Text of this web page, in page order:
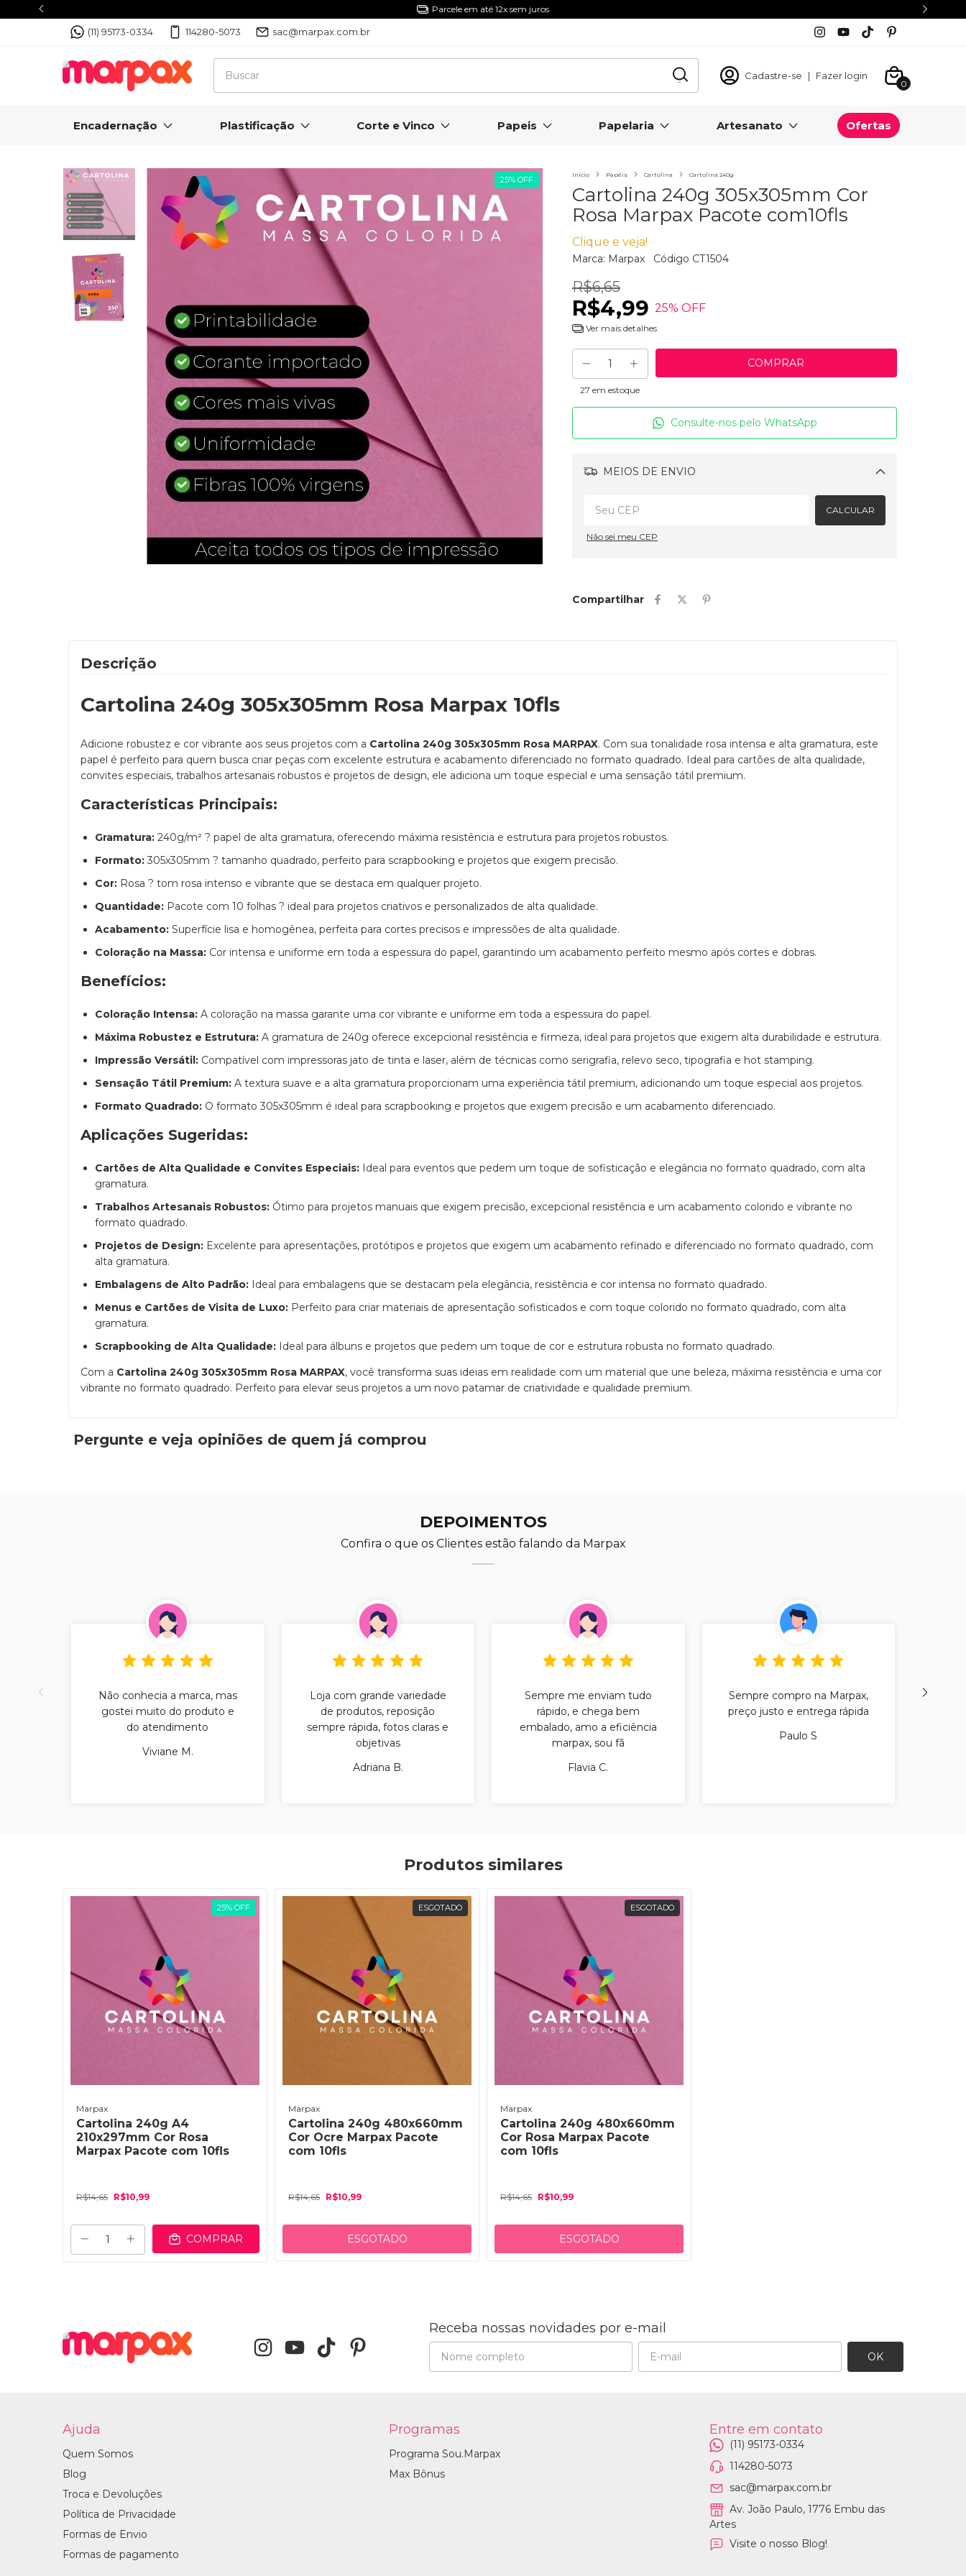
5% Off com o Cupom NIVERMPX
(11) 95173-0334 114280-5073 sac@marpax.com.br
Cadastre-se | Fazer login
0
Encadernação Plastificação Corte e Vinco Papeis Papelaria Artesanato Ofertas
25% OFF Início Papéis Cartolina Cartolina 240g
Cartolina 240g 305x305mm Cor
Rosa Marpax Pacote com10fls
Clique e veja!
Marca: Marpax Código CT1504
R$6,65
R$4,99 25% OFF
Ver mais detalhes
27 em estoque
Consulte-nos pelo WhatsApp
MEIOS DE ENVIO
Alterar CEP
CALCULAR
Não sei meu CEP
Compartilhar
Descrição
Cartolina 240g 305x305mm Rosa Marpax 10fls
Adicione robustez e cor vibrante aos seus projetos com a Cartolina 240g 305x305mm Rosa MARPAX. Com sua tonalidade rosa intensa e alta gramatura, este
papel é perfeito para quem busca criar peças com excelente estrutura e acabamento diferenciado no formato quadrado. Ideal para cartões de alta qualidade,
convites especiais, trabalhos artesanais robustos e projetos de design, ele adiciona um toque especial e uma sensação tátil premium.
Características Principais:
Gramatura: 240g/m² ? papel de alta gramatura, oferecendo máxima resistência e estrutura para projetos robustos.
Formato: 305x305mm ? tamanho quadrado, perfeito para scrapbooking e projetos que exigem precisão.
Cor: Rosa ? tom rosa intenso e vibrante que se destaca em qualquer projeto.
Quantidade: Pacote com 10 folhas ? ideal para projetos criativos e personalizados de alta qualidade.
Acabamento: Superfície lisa e homogênea, perfeita para cortes precisos e impressões de alta qualidade.
Coloração na Massa: Cor intensa e uniforme em toda a espessura do papel, garantindo um acabamento perfeito mesmo após cortes e dobras.
Benefícios:
Coloração Intensa: A coloração na massa garante uma cor vibrante e uniforme em toda a espessura do papel.
Máxima Robustez e Estrutura: A gramatura de 240g oferece excepcional resistência e firmeza, ideal para projetos que exigem alta durabilidade e estrutura.
Impressão Versátil: Compatível com impressoras jato de tinta e laser, além de técnicas como serigrafia, relevo seco, tipografia e hot stamping.
Sensação Tátil Premium: A textura suave e a alta gramatura proporcionam uma experiência tátil premium, adicionando um toque especial aos projetos.
Formato Quadrado: O formato 305x305mm é ideal para scrapbooking e projetos que exigem precisão e um acabamento diferenciado.
Aplicações Sugeridas:
Cartões de Alta Qualidade e Convites Especiais: Ideal para eventos que pedem um toque de sofisticação e elegância no formato quadrado, com alta
gramatura.
Trabalhos Artesanais Robustos: Ótimo para projetos manuais que exigem precisão, excepcional resistência e um acabamento colorido e vibrante no
formato quadrado.
Projetos de Design: Excelente para apresentações, protótipos e projetos que exigem um acabamento refinado e diferenciado no formato quadrado, com
alta gramatura.
Embalagens de Alto Padrão: Ideal para embalagens que se destacam pela elegância, resistência e cor intensa no formato quadrado.
Menus e Cartões de Visita de Luxo: Perfeito para criar materiais de apresentação sofisticados e com toque colorido no formato quadrado, com alta
gramatura.
Scrapbooking de Alta Qualidade: Ideal para álbuns e projetos que pedem um toque de cor e estrutura robusta no formato quadrado.
Com a Cartolina 240g 305x305mm Rosa MARPAX, você transforma suas ideias em realidade com um material que une beleza, máxima resistência e uma cor
vibrante no formato quadrado. Perfeito para elevar seus projetos a um novo patamar de criatividade e qualidade premium.
Pergunte e veja opiniões de quem já comprou
DEPOIMENTOS
Confira o que os Clientes estão falando da Marpax
Não conhecia a marca, mas
gostei muito do produto e
do atendimento
Viviane M.
Loja com grande variedade
de produtos, reposição
sempre rápida, fotos claras e
objetivas
Adriana B.
Sempre me enviam tudo
rápido, e chega bem
embalado, amo a eficiência
marpax, sou fã
Flavia C.
Sempre compro na Marpax,
preço justo e entrega rápida
Paulo S
Produtos similares
25% OFF
Marpax
Cartolina 240g A4
210x297mm Cor Rosa
Marpax Pacote com 10fls
R$14,65 R$10,99
COMPRAR
ESGOTADO
Marpax
Cartolina 240g 480x660mm
Cor Ocre Marpax Pacote
com 10fls
R$14,65 R$10,99
ESGOTADO
ESGOTADO
Marpax
Cartolina 240g 480x660mm
Cor Rosa Marpax Pacote
com 10fls
R$14,65 R$10,99
ESGOTADO
Receba nossas novidades por e-mail
Ajuda
Quem Somos
Blog
Troca e Devoluções
Política de Privacidade
Formas de Envio
Formas de pagamento
Programas
Programa Sou.Marpax
Max Bônus
Entre em contato
(11) 95173-0334
114280-5073
sac@marpax.com.br
Av. João Paulo, 1776 Embu das
Artes
Visite o nosso Blog!